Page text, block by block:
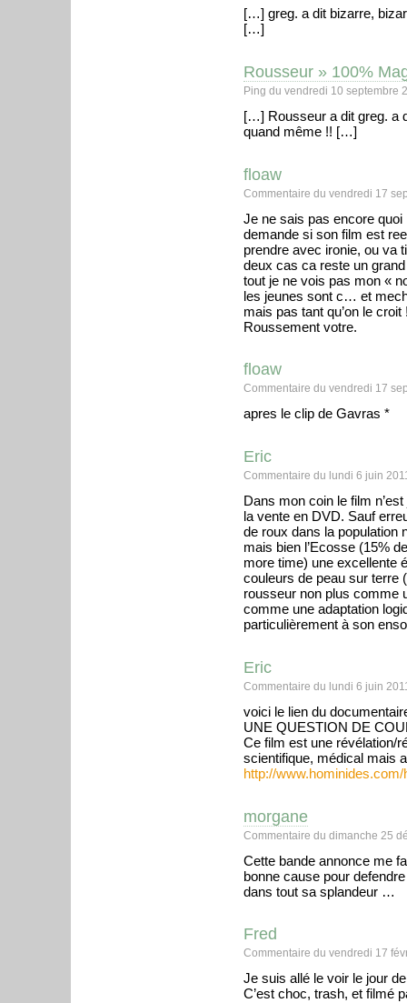
[…] greg. a dit bizarre,
[…]
Rousseur » 100%
Ping du vendredi 10 septembre
[…] Rousseur a dit greg. a
quand même !! […]
floaw
Commentaire du vendredi 17
Je ne sais pas encore
demande si son film est
prendre avec ironie, ou va
deux cas ca reste un
tout je ne vois pas mon «
les jeunes sont c… et
mais pas tant qu’on le croit
Roussement votre.
floaw
Commentaire du vendredi 17
apres le clip de Gavras *
Eric
Commentaire du lundi 6 juin
Dans mon coin le film
la vente en DVD. Sauf
de roux dans la population
mais bien l’Ecosse (15%
more time) une excellente
couleurs de peau sur terre
rousseur non plus comme
comme une adaptation
particulièrement à son
Eric
Commentaire du lundi 6 juin
voici le lien du
UNE QUESTION DE
Ce film est une révélation/
scientifique, médical mais
http://
morgane
Commentaire du dimanche 25
Cette bande annonce me
bonne cause pour
dans tout sa splandeur …
Fred
Commentaire du vendredi 17
Je suis allé le voir le jour
C’est choc, trash, et filmé